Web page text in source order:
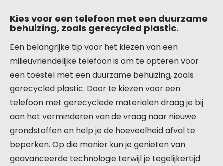
Kies voor een telefoon met een duurzame
behuizing, zoals gerecycled plastic.
Een belangrijke tip voor het kiezen van een
milieuvriendelijke telefoon is om te opteren voor
een toestel met een duurzame behuizing, zoals
gerecycled plastic. Door te kiezen voor een
telefoon met gerecyclede materialen draag je bij
aan het verminderen van de vraag naar nieuwe
grondstoffen en help je de hoeveelheid afval te
beperken. Op die manier kun je genieten van
geavanceerde technologie terwijl je tegelijkertijd